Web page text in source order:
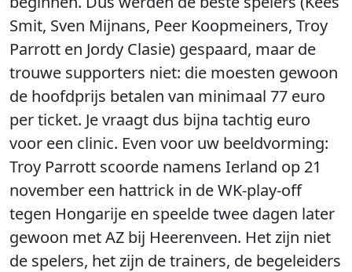
Smit, Sven Mijnans, Peer Koopmeiners, Troy
Parrott en Jordy Clasie) gespaard, maar de
trouwe supporters niet: die moesten gewoon
de hoofdprijs betalen van minimaal 77 euro
per ticket. Je vraagt dus bijna tachtig euro
voor een clinic. Even voor uw beeldvorming:
Troy Parrott scoorde namens Ierland op 21
november een hattrick in de WK-play-off
tegen Hongarije en speelde twee dagen later
gewoon met AZ bij Heerenveen. Het zijn niet
de spelers, het zijn de trainers, de begeleiders